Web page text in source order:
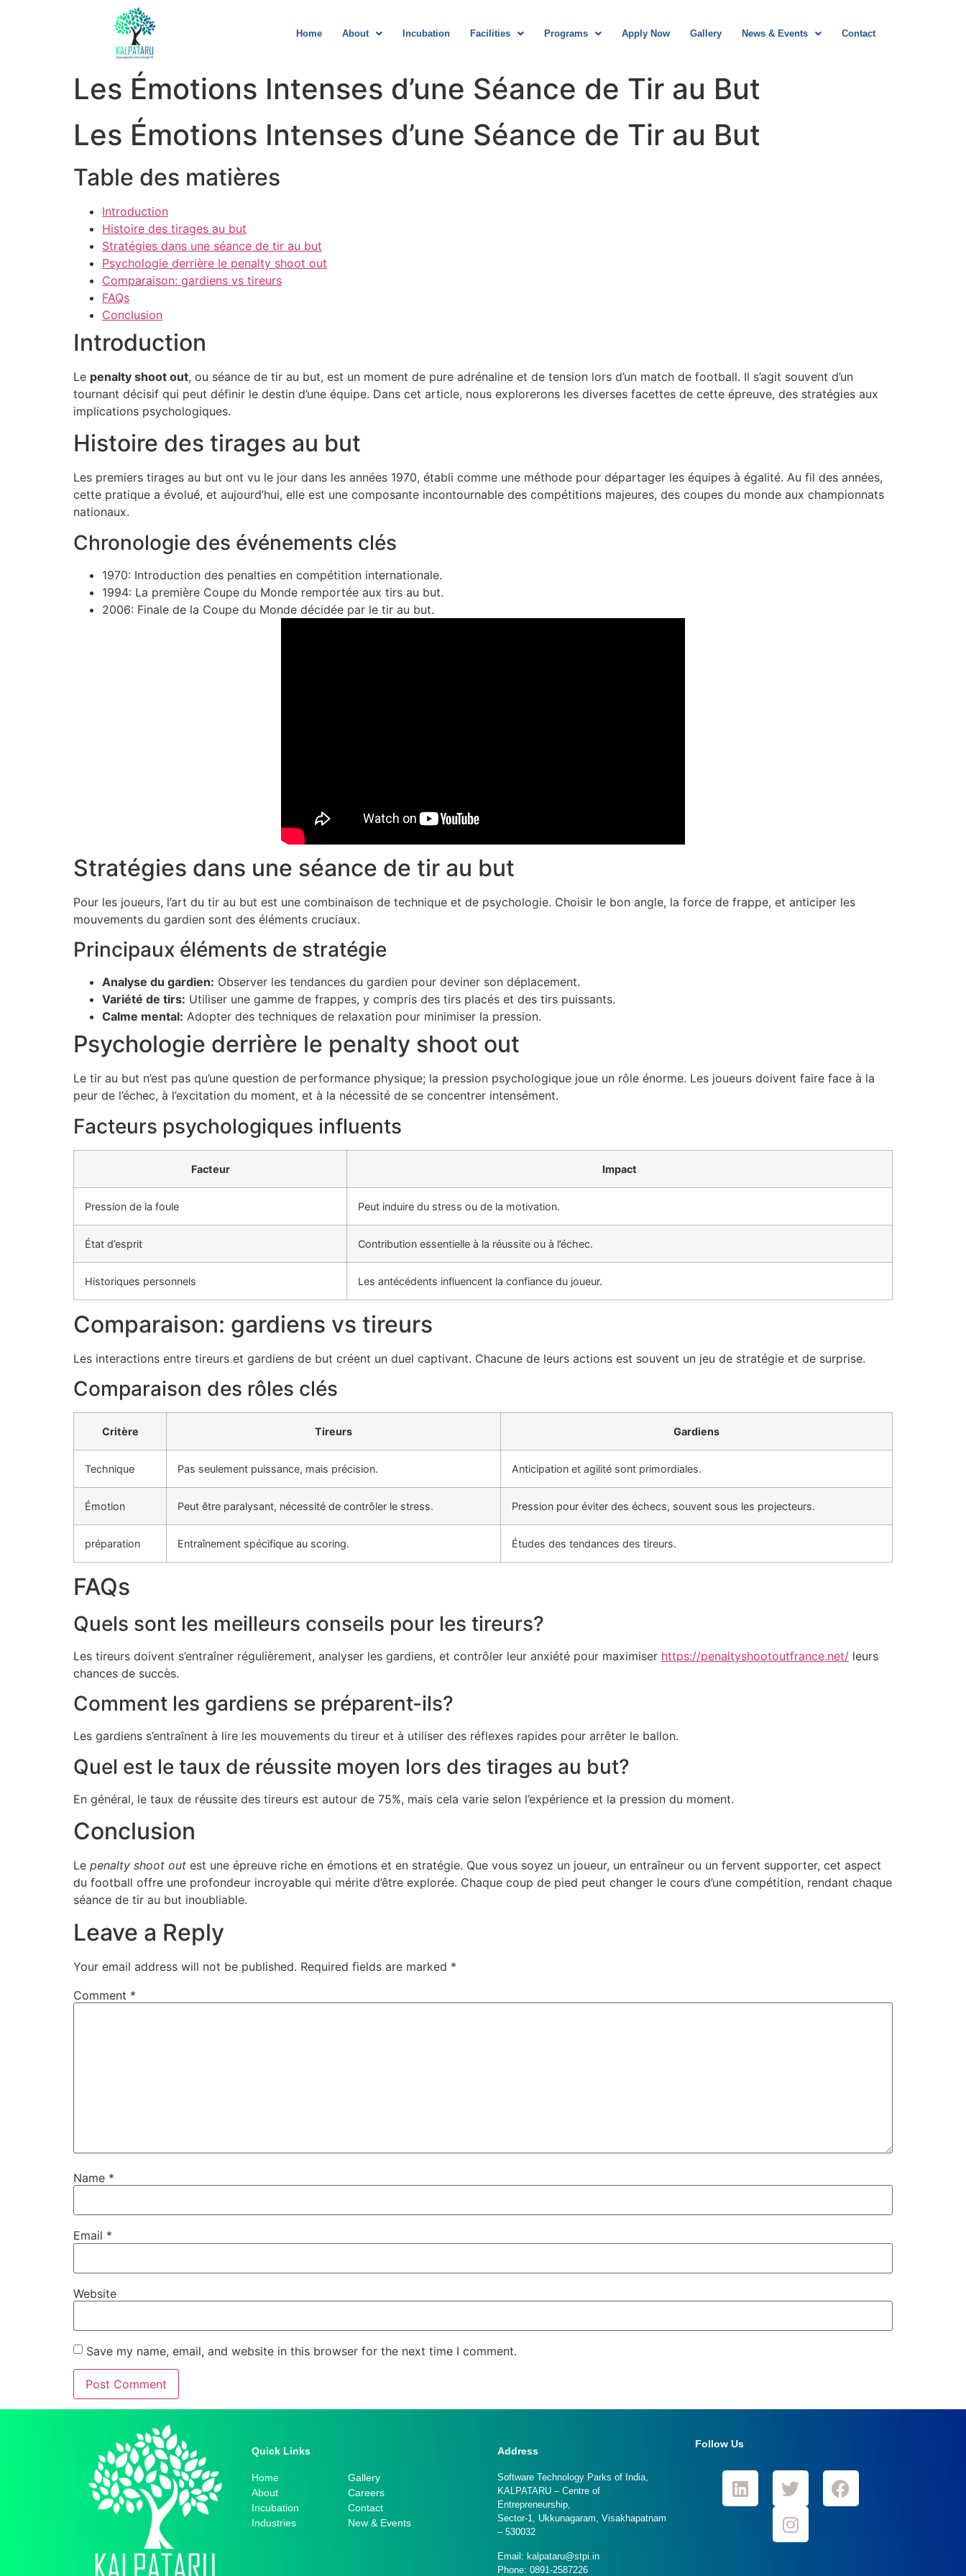
Home About Incubation Facilities Programs Apply Now Gallery News & Events Contact
Les Émotions Intenses d’une Séance de Tir au But
Les Émotions Intenses d’une Séance de Tir au But
Table des matières
Introduction
Histoire des tirages au but
Stratégies dans une séance de tir au but
Psychologie derrière le penalty shoot out
Comparaison: gardiens vs tireurs
FAQs
Conclusion
Introduction
Le penalty shoot out, ou séance de tir au but, est un moment de pure adrénaline et de tension lors d’un match de football. Il s’agit souvent d’un
tournant décisif qui peut définir le destin d’une équipe. Dans cet article, nous explorerons les diverses facettes de cette épreuve, des stratégies aux
implications psychologiques.
Histoire des tirages au but
Les premiers tirages au but ont vu le jour dans les années 1970, établi comme une méthode pour départager les équipes à égalité. Au fil des années,
cette pratique a évolué, et aujourd’hui, elle est une composante incontournable des compétitions majeures, des coupes du monde aux championnats
nationaux.
Chronologie des événements clés
1970: Introduction des penalties en compétition internationale.
1994: La première Coupe du Monde remportée aux tirs au but.
2006: Finale de la Coupe du Monde décidée par le tir au but.
Stratégies dans une séance de tir au but
Pour les joueurs, l’art du tir au but est une combinaison de technique et de psychologie. Choisir le bon angle, la force de frappe, et anticiper les
mouvements du gardien sont des éléments cruciaux.
Principaux éléments de stratégie
Analyse du gardien: Observer les tendances du gardien pour deviner son déplacement.
Variété de tirs: Utiliser une gamme de frappes, y compris des tirs placés et des tirs puissants.
Calme mental: Adopter des techniques de relaxation pour minimiser la pression.
Psychologie derrière le penalty shoot out
Le tir au but n’est pas qu’une question de performance physique; la pression psychologique joue un rôle énorme. Les joueurs doivent faire face à la
peur de l’échec, à l’excitation du moment, et à la nécessité de se concentrer intensément.
Facteurs psychologiques influents
Facteur Impact
Pression de la foule Peut induire du stress ou de la motivation.
État d’esprit Contribution essentielle à la réussite ou à l’échec.
Historiques personnels Les antécédents influencent la confiance du joueur.
Comparaison: gardiens vs tireurs
Les interactions entre tireurs et gardiens de but créent un duel captivant. Chacune de leurs actions est souvent un jeu de stratégie et de surprise.
Comparaison des rôles clés
Critère Tireurs Gardiens
Technique Pas seulement puissance, mais précision. Anticipation et agilité sont primordiales.
Émotion Peut être paralysant, nécessité de contrôler le stress. Pression pour éviter des échecs, souvent sous les projecteurs.
préparation Entraînement spécifique au scoring. Études des tendances des tireurs.
FAQs
Quels sont les meilleurs conseils pour les tireurs?
Les tireurs doivent s’entraîner régulièrement, analyser les gardiens, et contrôler leur anxiété pour maximiser https://penaltyshootoutfrance.net/ leurs
chances de succès.
Comment les gardiens se préparent-ils?
Les gardiens s’entraînent à lire les mouvements du tireur et à utiliser des réflexes rapides pour arrêter le ballon.
Quel est le taux de réussite moyen lors des tirages au but?
En général, le taux de réussite des tireurs est autour de 75%, mais cela varie selon l’expérience et la pression du moment.
Conclusion
Le penalty shoot out est une épreuve riche en émotions et en stratégie. Que vous soyez un joueur, un entraîneur ou un fervent supporter, cet aspect
du football offre une profondeur incroyable qui mérite d’être explorée. Chaque coup de pied peut changer le cours d’une compétition, rendant chaque
séance de tir au but inoubliable.
Leave a Reply
Your email address will not be published. Required fields are marked *
Comment *
Name *
Email *
Website
Save my name, email, and website in this browser for the next time I comment.
Quick Links​
Home
About
Incubation
Industries
Gallery
Careers
Contact
New & Events
Address
Software Technology Parks of India,
KALPATARU – Centre of
Entrepreneurship,
Sector-1, Ukkunagaram, Visakhapatnam
– 530032
Email: kalpataru@stpi.in
Phone: 0891-2587226
Follow Us